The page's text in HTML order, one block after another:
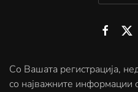
Со Вашата регистрација,
со најважните информации